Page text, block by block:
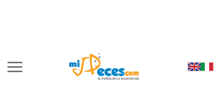
Mostrar/ocultar navegación principal